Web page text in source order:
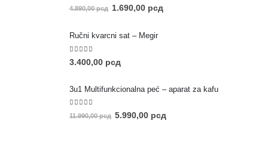
5.00out of 5
4.890,00рсд 1.690,00 рсд
Ručni kvarcni sat – Megir
5.00out of 5
3.400,00 рсд
3u1 Multifunkcionalna peć – aparat za kafu
5.00out of 5
11.990,00рсд 5.990,00 рсд